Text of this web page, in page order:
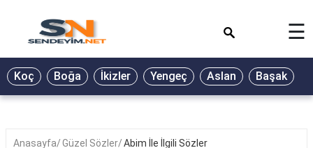
BİYOGRAFİ
GALERİ
☰
Koç Boğa İkizler Yengeç Aslan Başak
Anasayfa Güzel Sözler Abim İle İlgili Sözler